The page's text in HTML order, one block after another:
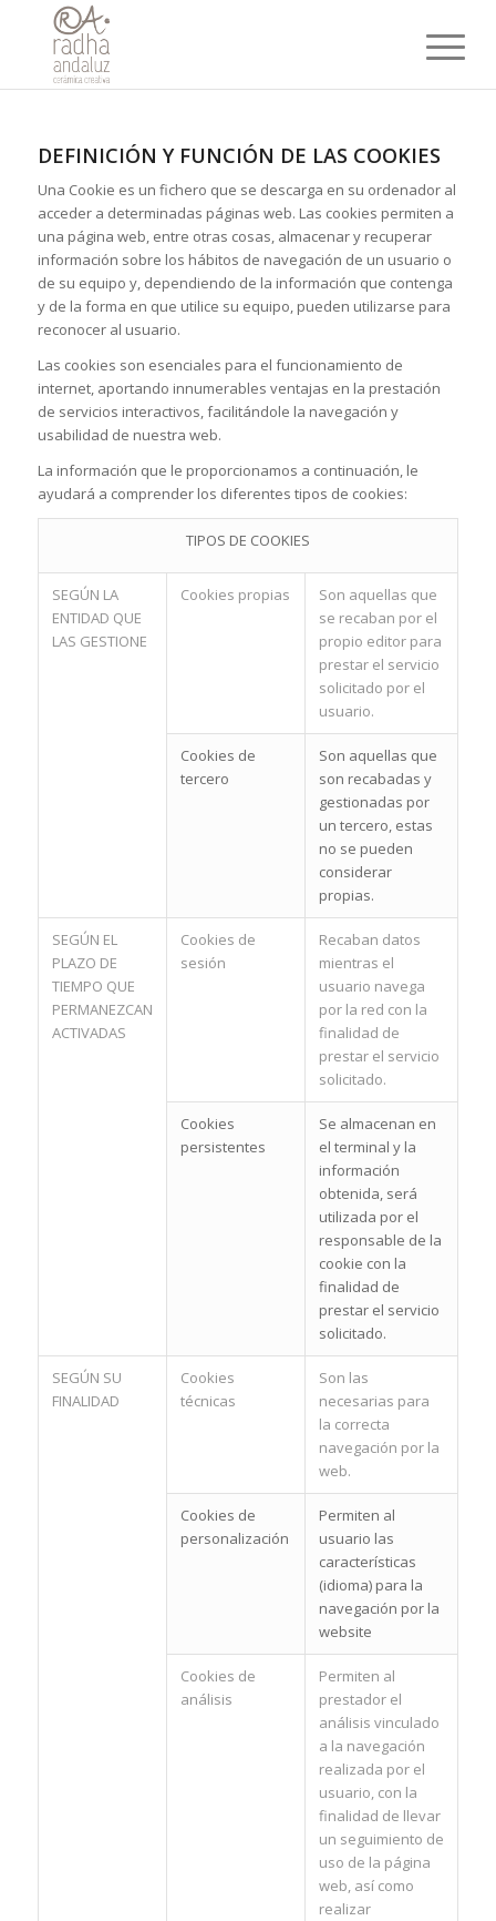
DEFINICIÓN Y FUNCIÓN DE LAS COOKIES
Una Cookie es un fichero que se descarga en su ordenador al
acceder a determinadas páginas web. Las cookies permiten a
una página web, entre otras cosas, almacenar y recuperar
información sobre los hábitos de navegación de un usuario o
de su equipo y, dependiendo de la información que contenga
y de la forma en que utilice su equipo, pueden utilizarse para
reconocer al usuario.
Las cookies son esenciales para el funcionamiento de
internet, aportando innumerables ventajas en la prestación
de servicios interactivos, facilitándole la navegación y
usabilidad de nuestra web.
La información que le proporcionamos a continuación, le
ayudará a comprender los diferentes tipos de cookies:
TIPOS DE COOKIES
SEGÚN LA
ENTIDAD QUE
LAS GESTIONE
Cookies propias
Son aquellas que
se recaban por el
propio editor para
prestar el servicio
solicitado por el
usuario.
Cookies de
tercero
Son aquellas que
son recabadas y
gestionadas por
un tercero, estas
no se pueden
considerar
propias.
SEGÚN EL
PLAZO DE
TIEMPO QUE
PERMANEZCAN
ACTIVADAS
Cookies de
sesión
Recaban datos
mientras el
usuario navega
por la red con la
finalidad de
prestar el servicio
solicitado.
Cookies
persistentes
Se almacenan en
el terminal y la
información
obtenida, será
utilizada por el
responsable de la
cookie con la
finalidad de
prestar el servicio
solicitado.
SEGÚN SU
FINALIDAD
Cookies
técnicas
Son las
necesarias para
la correcta
navegación por la
web.
Cookies de
personalización
Permiten al
usuario las
características
(idioma) para la
navegación por la
website
Cookies de
análisis
Permiten al
prestador el
análisis vinculado
a la navegación
realizada por el
usuario, con la
finalidad de llevar
un seguimiento de
uso de la página
web, así como
realizar